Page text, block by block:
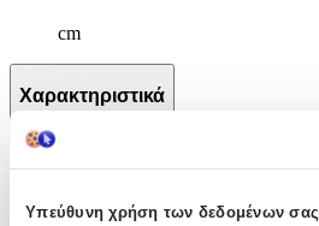
Υπεύθυνη χρήση των δεδομένων σας
cm
Χαρακτηριστικά